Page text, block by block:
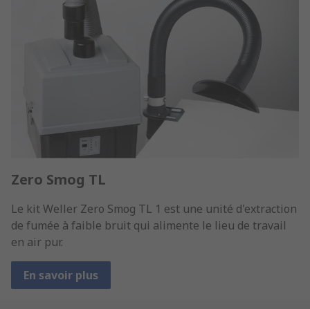
Zero Smog TL
Le kit Weller Zero Smog TL 1 est une unité d'extraction
de fumée à faible bruit qui alimente le lieu de travail
en air pur.
En savoir plus